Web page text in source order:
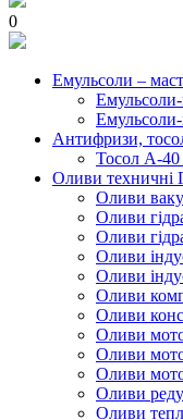
0
Емульсоли –
Антифризи,
Тосол А-40
Оливи
Оливи
Оливи
Оливи
Оливи
Оливи
Оливи
Оливи
Оливи
Оливи
Оливи
Оливи
Оливи